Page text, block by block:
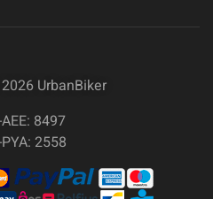
UrbanBiker
8497
2558